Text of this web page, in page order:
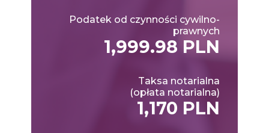
Podatek od czynności cywilno-
prawnych
1,999.98 PLN
Taksa notarialna
(opłata notarialna)
1,170 PLN